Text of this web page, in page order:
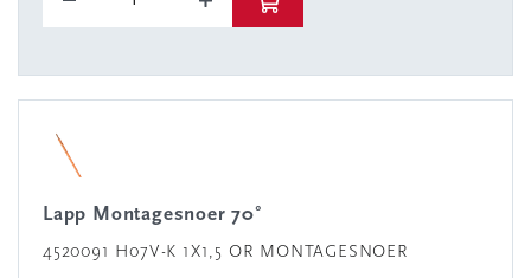
Lapp Montagesnoer 70°
4520091 H07V-K 1X1,5 OR MONTAGESNOER